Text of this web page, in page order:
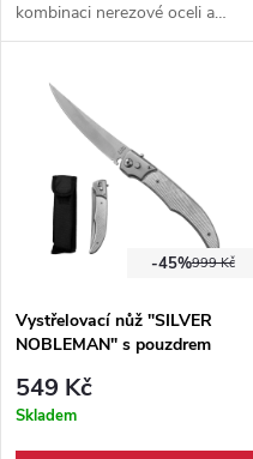
kombinaci nerezové oceli a
dřeva černé barvy. Nůž oplývá
Jamajských barvách.
999 Kč
-45%
Vystřelovací nůž "SILVER
NOBLEMAN" s pouzdrem
549 Kč
Skladem